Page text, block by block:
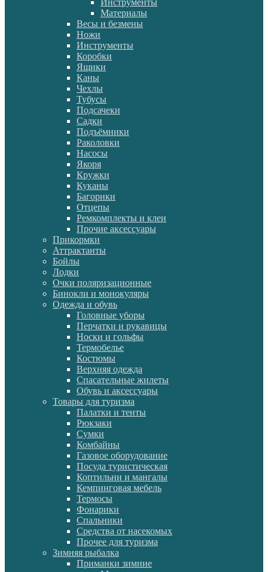
Инструменты
Материалы
Весы и безмены
Ножи
Инструменты
Коробки
Ящики
Каны
Чехлы
Тубусы
Подсачеки
Садки
Подъёмники
Раколовки
Насосы
Якоря
Кружки
Куканы
Багорики
Отцепы
Ремкомплекты и клеи
Прочие аксессуары
Прикормки
Аттрактанты
Бойлы
Лодки
Очки поляризационные
Бинокли и монокуляры
Одежда и обувь
Головные уборы
Перчатки и рукавицы
Носки и гольфы
Термобелье
Костюмы
Верхняя одежда
Спасательные жилеты
Обувь и аксессуары
Товары для туризма
Палатки и тенты
Рюкзаки
Сумки
Комбайны
Газовое оборудование
Посуда туристическая
Коптильни и мангалы
Кемпинговая мебель
Термосы
Фонарики
Спальники
Средства от насекомых
Прочее для туризма
Зимняя рыбалка
Приманки зимние